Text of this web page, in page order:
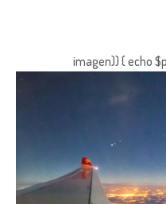
imagen)) { echo